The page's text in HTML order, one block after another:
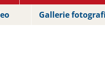
Gallerie